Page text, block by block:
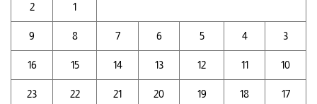
1
2
3
4
5
6
7
8
9
10
11
12
13
14
15
16
17
18
19
20
21
22
23